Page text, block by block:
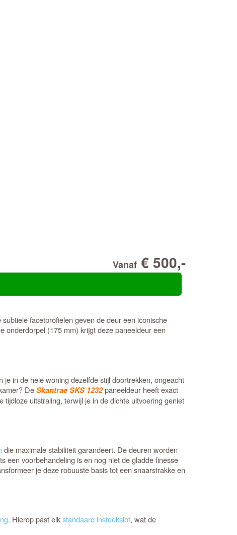
Vanaf € 500,-
facetprofielen geven de deur een iconische
onderdorpel (175 mm) krijgt deze paneeldeur een
in de hele woning dezelfde stijl doortrekken, ongeacht
DeSkantrae SKS 1232paneeldeur heeft exact
uitstraling, terwijl je in de dichte uitvoering geniet
die maximale stabiliteit garandeert. De deuren worden
een voorbehandeling is en nog niet de gladde finesse
je deze robuuste basis tot een snaarstrakke en
. Hierop past elkstandaard insteekslot, wat de